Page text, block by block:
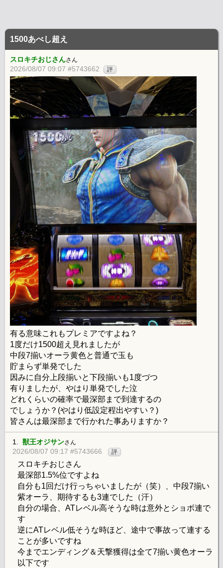
1500あべし超え
スロキチおじさんさん
2026/08/07 09:07 #5743662 評
有る意味これもプレミアですよね？
1度だけ1500超え見れましたが
中段7揃いオーラ黄色と普通で玉も
貯まらず単発でした
因みに自分上段揃いと下段揃いも1度づつ
有りましたが、やはり単発でした泣
どれくらいの確率で最深部まで到達するの
でしょうか？(やはり低設定程出やすい？)
皆さんは最深部まで行かれた事ありますか？
1. 獣王オジサンさん
2026/08/07 09:17 #5743666 評
スロキチおじさん
最深部1.5%位ですよね
自分も1回だけ行っちゃいましたが（笑）、中段7揃い
紫オーラ、期待するも3連でした（汗）
自分の場合、ATレベル高そうな時は意外とショボ連で
す
逆にATレベル低そうな時ほど、途中で事故って連する
ことが多いですね
今までエンディング＆天撃獲得は全て7揃い黄色オーラ
以下です